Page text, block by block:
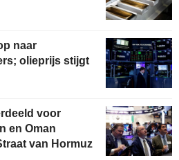
naar
olieprijs stijgt
voor
en Oman
van Hormuz